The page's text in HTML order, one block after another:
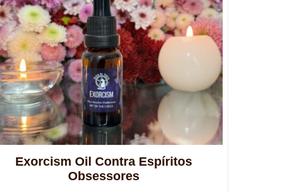
Exorcism Oil Contra Espíritos
Obsessores